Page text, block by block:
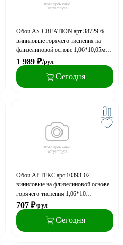
Обои AS CREATION арт.38729-6
виниловые горячего тиснения на
флизелиновой основе 1,06*10,05м
Garda декор
1 989 ₽/рул
Сегодня
Обои АРТЕКС арт.10393-02
виниловые на флизелиновой основе
горячего тиснения 1,06*10
Стритрейсинг декор (акция)
707 ₽/рул
Сегодня